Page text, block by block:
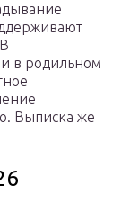
в родильном
Выписка же